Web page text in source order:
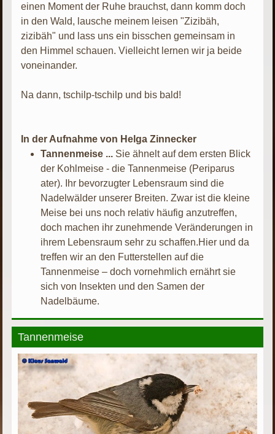
einen Moment der Ruhe brauchst, dann komm doch
in den Wald, lausche meinem leisen "Zizibäh,
zizibäh" und lass uns ein bisschen gemeinsam in
den Himmel schauen. Vielleicht lernen wir ja beide
voneinander.
Na dann, tschilp-tschilp und bis bald!
In der Aufnahme von Helga Zinnecker
Tannenmeise ... Sie ähnelt auf dem ersten Blick
der Kohlmeise - die Tannenmeise (Periparus
ater). Ihr bevorzugter Lebensraum sind die
Nadelwälder unserer Breiten. Zwar ist die kleine
Meise bei uns noch relativ häufig anzutreffen,
doch machen ihr zunehmende Veränderungen in
ihrem Lebensraum sehr zu schaffen.Hier und da
treffen wir an den Futterstellen auf die
Tannenmeise – doch vornehmlich ernährt sie
sich von Insekten und den Samen der
Nadelbäume.
Tannenmeise